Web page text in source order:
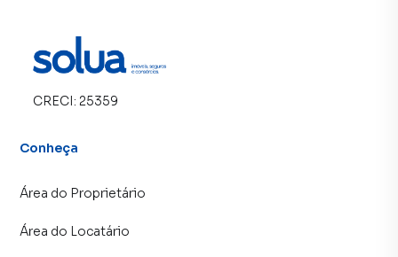
CRECI: 25359
Conheça
Área do Proprietário
Área do Locatário